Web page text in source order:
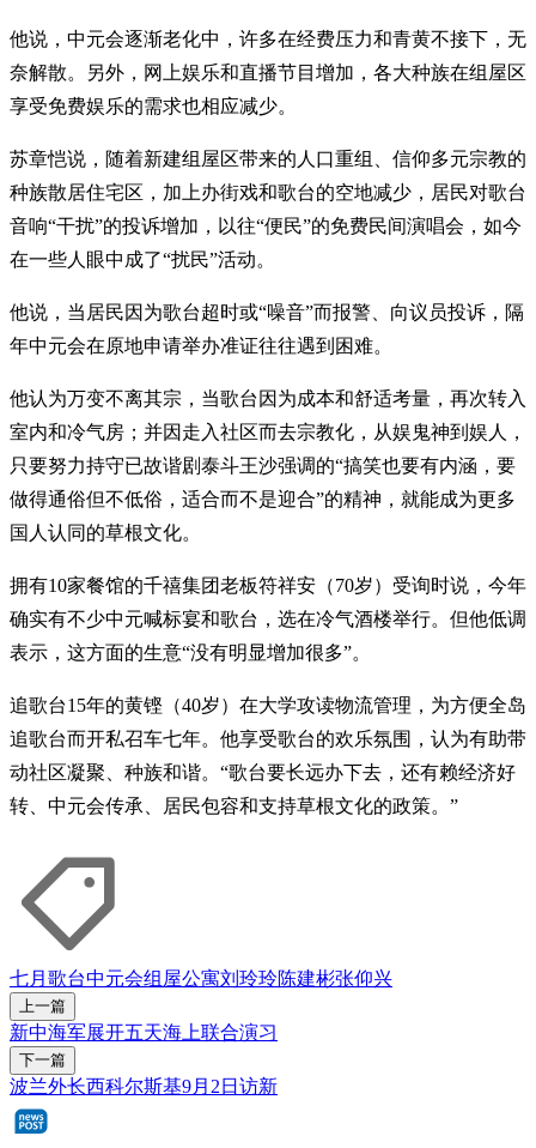
他说，中元会逐渐老化中，许多在经费压力和青黄不接下，无
奈解散。另外，网上娱乐和直播节目增加，各大种族在组屋区
享受免费娱乐的需求也相应减少。
苏章恺说，随着新建组屋区带来的人口重组、信仰多元宗教的
种族散居住宅区，加上办街戏和歌台的空地减少，居民对歌台
音响“干扰”的投诉增加，以往“便民”的免费民间演唱会，如今
在一些人眼中成了“扰民”活动。
他说，当居民因为歌台超时或“噪音”而报警、向议员投诉，隔
年中元会在原地申请举办准证往往遇到困难。
他认为万变不离其宗，当歌台因为成本和舒适考量，再次转入
室内和冷气房；并因走入社区而去宗教化，从娱鬼神到娱人，
只要努力持守已故谐剧泰斗王沙强调的“搞笑也要有内涵，要
做得通俗但不低俗，适合而不是迎合”的精神，就能成为更多
国人认同的草根文化。
拥有10家餐馆的千禧集团老板符祥安（70岁）受询时说，今年
确实有不少中元喊标宴和歌台，选在冷气酒楼举行。但他低调
表示，这方面的生意“没有明显增加很多”。
追歌台15年的黄铿（40岁）在大学攻读物流管理，为方便全岛
追歌台而开私召车七年。他享受歌台的欢乐氛围，认为有助带
动社区凝聚、种族和谐。“歌台要长远办下去，还有赖经济好
转、中元会传承、居民包容和支持草根文化的政策。”
七月歌台中元会组屋公寓刘玲玲陈建彬张仰兴
上一篇
新中海军展开五天海上联合演习
下一篇
波兰外长西科尔斯基9月2日访新